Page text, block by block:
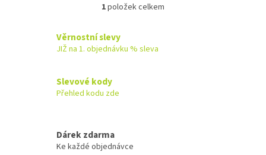
O
á
y
1položek celkem
Věrnostní slevy
JIŽ na 1. objednávku % sleva
Slevové kody
Přehled kodu zde
Dárek zdarma
Ke každé objednávce